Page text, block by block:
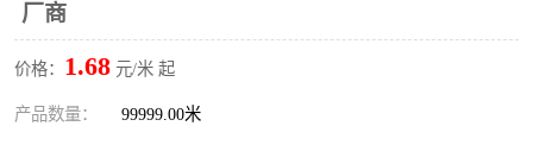
厂商
价格： 1.68 元/米 起
产品数量： 99999.00米